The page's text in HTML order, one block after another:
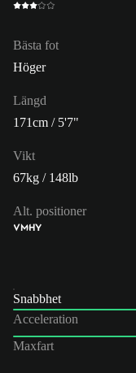
Bästa fot
Höger
Längd
171cm / 5'7"
Vikt
67kg / 148lb
Alt. positioner
VMHY
Snabbhet
Acceleration
Maxfart